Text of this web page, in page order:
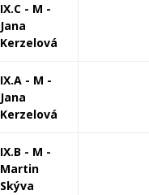
IX.C - M -
Jana
Kerzelová
IX.A - M -
Jana
Kerzelová
IX.B - M -
Martin
Skýva